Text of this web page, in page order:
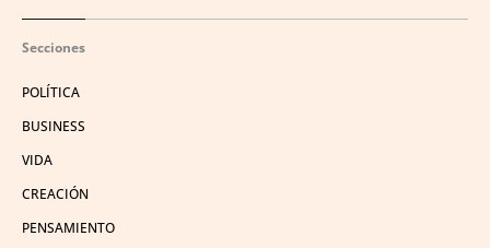
Secciones
POLÍTICA
BUSINESS
VIDA
CREACIÓN
PENSAMIENTO